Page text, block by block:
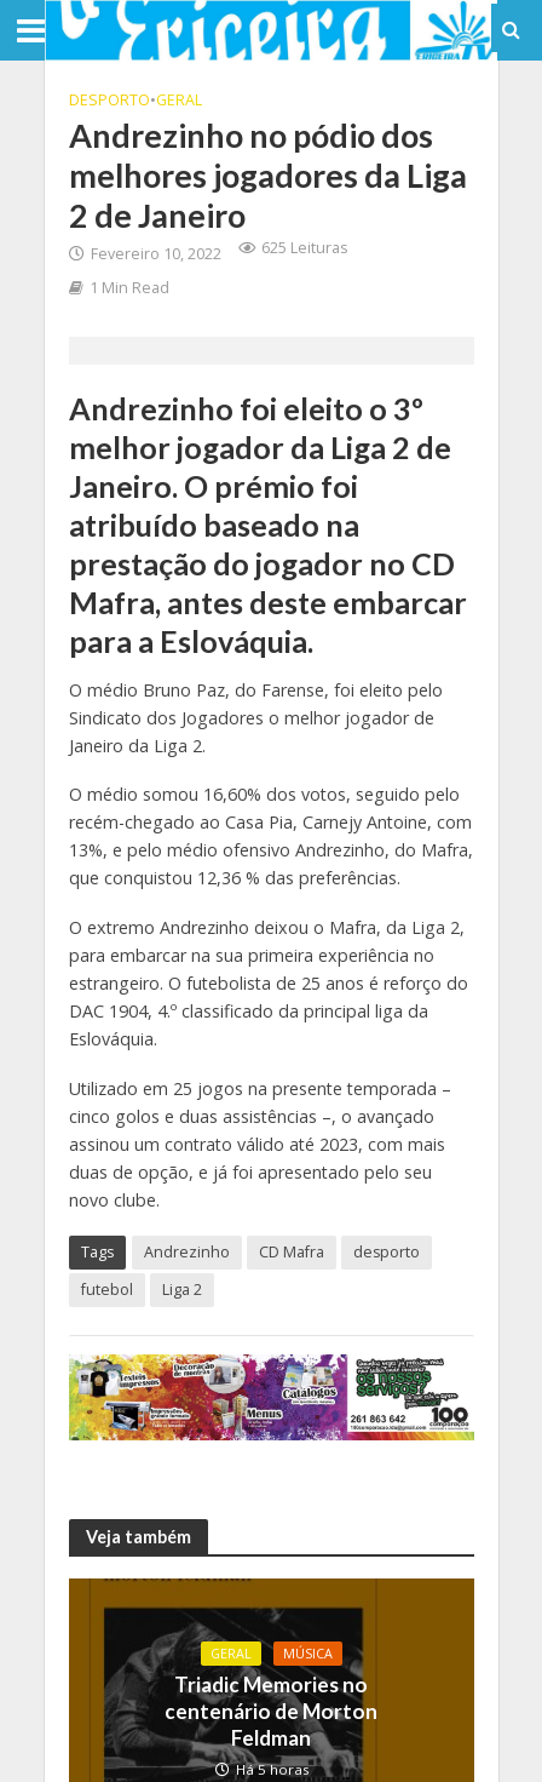
DESPORTO•GERAL
Andrezinho no pódio dos
melhores jogadores da Liga
2 de Janeiro
Fevereiro 10, 2022
625 Leituras
1 Min Read
Andrezinho foi eleito o 3º
melhor jogador da Liga 2 de
Janeiro. O prémio foi
atribuído baseado na
prestação do jogador no CD
Mafra, antes deste embarcar
para a Eslováquia.
O médio Bruno Paz, do Farense, foi eleito pelo
Sindicato dos Jogadores o melhor jogador de
Janeiro da Liga 2.
O médio somou 16,60% dos votos, seguido pelo
recém-chegado ao Casa Pia, Carnejy Antoine, com
13%, e pelo médio ofensivo Andrezinho, do Mafra,
que conquistou 12,36 % das preferências.
O extremo Andrezinho deixou o Mafra, da Liga 2,
para embarcar na sua primeira experiência no
estrangeiro. O futebolista de 25 anos é reforço do
DAC 1904, 4.º classificado da principal liga da
Eslováquia.
Utilizado em 25 jogos na presente temporada –
cinco golos e duas assistências –, o avançado
assinou um contrato válido até 2023, com mais
duas de opção, e já foi apresentado pelo seu
novo clube.
Tags Andrezinho CD Mafra
desporto
futebol
Liga 2
Veja também
GERAL MÚSICA
Triadic Memories no
centenário de Morton
Feldman
Há 5 horas